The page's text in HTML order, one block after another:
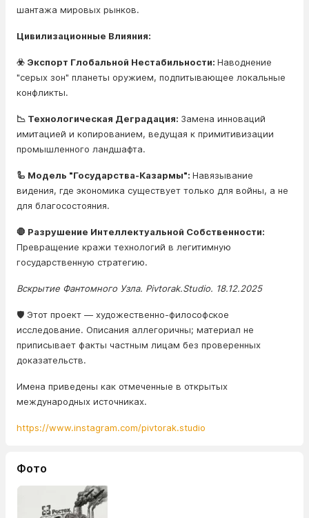
шантажа мировых рынков.
Цивилизационные Влияния:
☣️ Экспорт Глобальной Нестабильности: Наводнение
"серых зон" планеты оружием, подпитывающее локальные
конфликты.
📉 Технологическая Деградация: Замена инноваций
имитацией и копированием, ведущая к примитивизации
промышленного ландшафта.
🦾 Модель "Государства-Казармы": Навязывание
видения, где экономика существует только для войны, а не
для благосостояния.
🛑 Разрушение Интеллектуальной Собственности:
Превращение кражи технологий в легитимную
государственную стратегию.
Вскрытие Фантомного Узла. Pivtorak.Studio. 18.12.2025
🛡️ Этот проект — художественно-философское
исследование. Описания аллегоричны; материал не
приписывает факты частным лицам без проверенных
доказательств.
Имена приведены как отмеченные в открытых
международных источниках.
https://www.instagram.com/pivtorak.studio
Фото